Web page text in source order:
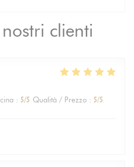
clienti
: 5/5 Qualità / Prezzo : 5/5